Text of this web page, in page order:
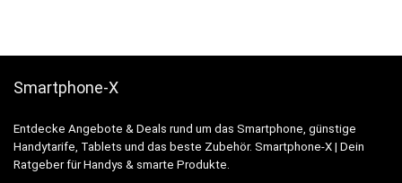
Smartphone-X
Entdecke Angebote & Deals rund um das Smartphone, günstige
Handytarife, Tablets und das beste Zubehör. Smartphone-X | Dein
Ratgeber für Handys & smarte Produkte.